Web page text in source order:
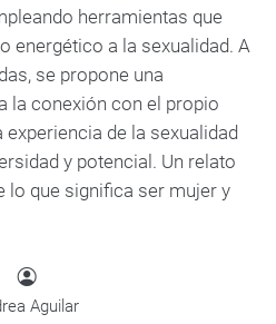
herramientas que
energético a la sexualidad. A
se propone una
la conexión con el propio
de la sexualidad
y potencial. Un relato
lo que significa ser mujer y
Aguilar